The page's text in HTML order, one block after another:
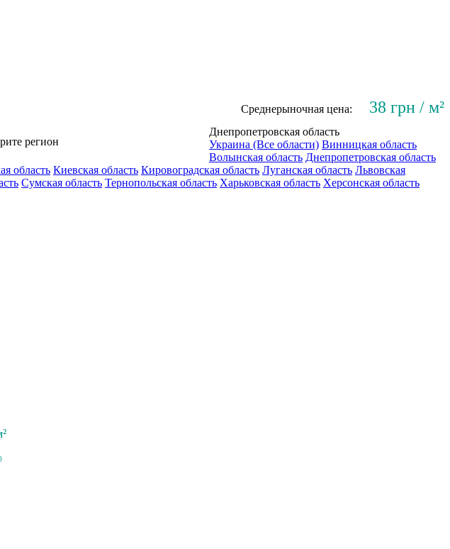
Среднерыночная цена: 38 грн / м²
регион
Днепропетровская область
Украина (Все области) Винницкая область
Волынская область Днепропетровская область
область Киевская область Кировоградская область Луганская область Львовская
Сумская область Тернопольская область Харьковская область Херсонская область